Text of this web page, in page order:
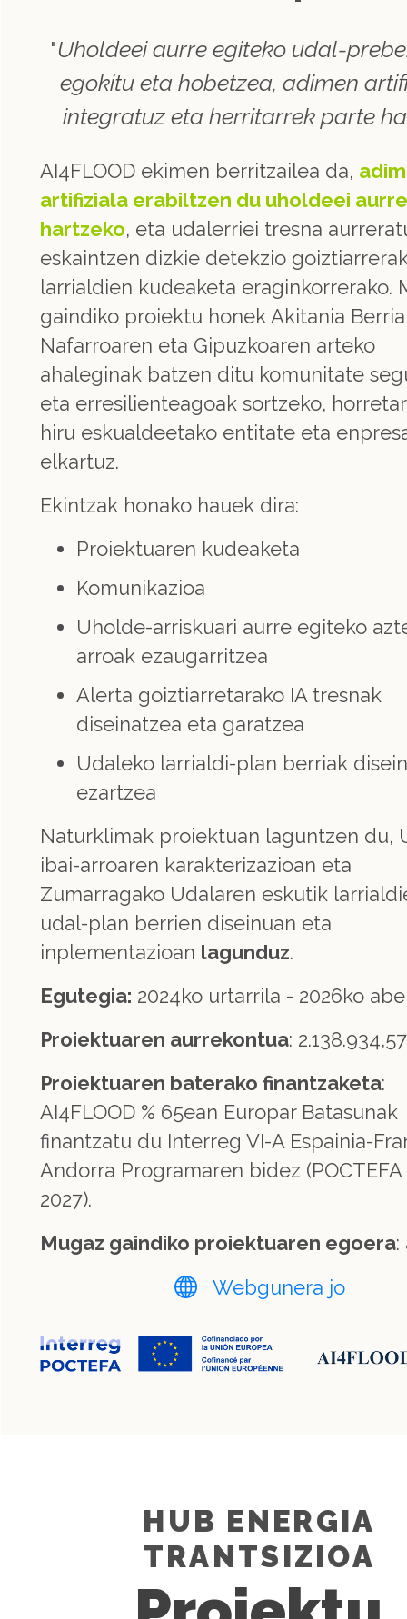
"Uholdeei aurre egiteko udal-
egokitu eta hobetzea, adimen
integratuz eta herritarrek parte
AI4FLOOD ekimen berritzailea da,
artifiziala erabiltzen du uholdeei
hartzeko, eta udalerriei tresna
eskaintzen dizkie detekzio
larrialdien kudeaketa eraginkorrerako.
gaindiko proiektu honek Akitania
Nafarroaren eta Gipuzkoaren arteko
ahaleginak batzen ditu komunitate
eta erresilienteagoak sortzeko,
hiru eskualdeetako entitate eta
elkartuz.
Ekintzak honako hauek dira:
Proiektuaren kudeaketa
Komunikazioa
Uholde-arriskuari aurre egiteko
arroak ezaugarritzea
Alerta goiztiarretarako IA tresnak
diseinatzea eta garatzea
Udaleko larrialdi-plan berriak
ezartzea
Naturklimak proiektuan laguntzen du,
ibai-arroaren karakterizazioan eta
Zumarragako Udalaren eskutik
udal-plan berrien diseinuan eta
inplementazioan lagunduz.
Egutegia: 2024ko urtarrila - 2026ko
Proiektuaren aurrekontua:
Proiektuaren baterako finantzaketa:
AI4FLOOD % 65ean Europar Batasunak
finantzatu du Interreg VI-A Espainia-
Andorra Programaren bidez (POCTEFA
2027).
Mugaz gaindiko proiektuaren egoera:
Webgunera jo
HUB ENERGIA
TRANTSIZIOA